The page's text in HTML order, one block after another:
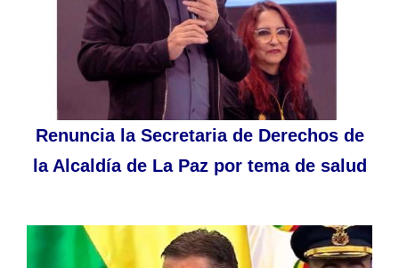
Renuncia la Secretaria de Derechos de
la Alcaldía de La Paz por tema de salud